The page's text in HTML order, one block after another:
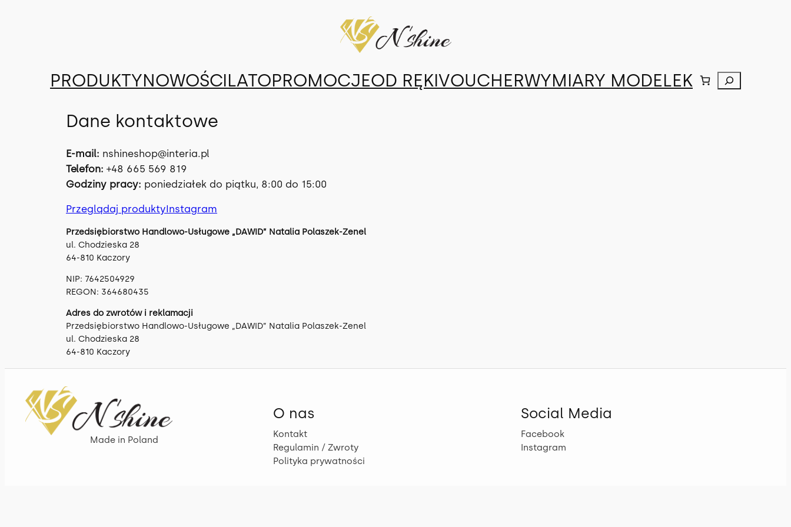
PRODUKTYNOWOŚCILATOPROMOCJEOD RĘKIVOUCHERWYMIARY MODELEK Szukaj
Dane kontaktowe
E-mail: nshineshop@interia.pl
Telefon: +48 665 569 819
Godziny pracy: poniedziałek do piątku, 8:00 do 15:00
Przeglądaj produktyInstagram
Przedsiębiorstwo Handlowo-Usługowe „DAWID” Natalia Polaszek-Zenel
ul. Chodzieska 28
64-810 Kaczory
NIP: 7642504929
REGON: 364680435
Adres do zwrotów i reklamacji
Przedsiębiorstwo Handlowo-Usługowe „DAWID” Natalia Polaszek-Zenel
ul. Chodzieska 28
64-810 Kaczory
Made in Poland
O nas
Kontakt
Regulamin / Zwroty
Polityka prywatności
Social Media
Facebook
Instagram